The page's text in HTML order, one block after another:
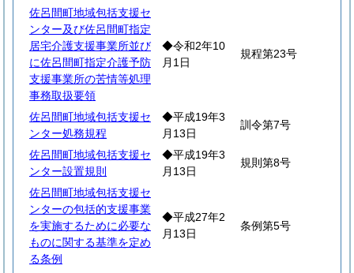
佐呂間町地域包括支援セ
ンター及び佐呂間町指定
居宅介護支援事業所並び
に佐呂間町指定介護予防
支援事業所の苦情等処理
事務取扱要領
◆令和2年10
月1日
規程第23号
佐呂間町地域包括支援セ
ンター処務規程
◆平成19年3
月13日
訓令第7号
佐呂間町地域包括支援セ
ンター設置規則
◆平成19年3
月13日
規則第8号
佐呂間町地域包括支援セ
ンターの包括的支援事業
を実施するために必要な
ものに関する基準を定め
る条例
◆平成27年2
月13日
条例第5号